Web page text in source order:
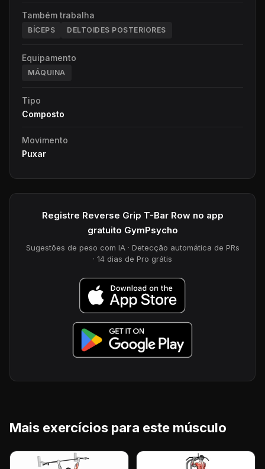
Também trabalha
BÍCEPS DELTOIDES POSTERIORES
Equipamento
MÁQUINA
Tipo
Composto
Movimento
Puxar
Registre Reverse Grip T-Bar Row no app
gratuito GymPsycho
Sugestões de peso com IA · Detecção automática de PRs
· 14 dias de Pro grátis
Mais exercícios para este músculo